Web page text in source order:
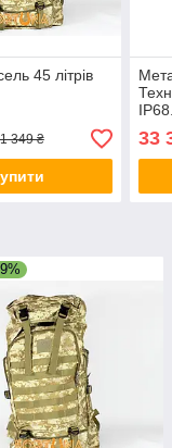
45 літрів
1 349 ₴ 33